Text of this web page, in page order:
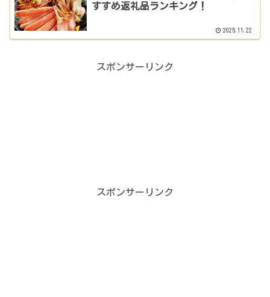
すすめ返礼品ランキング！
2025.11.22
スポンサーリンク
スポンサーリンク